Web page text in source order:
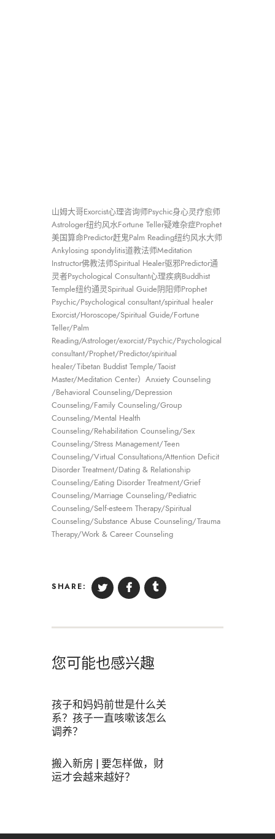
山姆大哥Exorcist心理咨询师Psychic身心灵疗愈师
Astrologer纽约风水Fortune Teller疑难杂症Prophet
美国算命Predictor赶鬼Palm Reading纽约风水大师
Ankylosing spondylitis道教法师Meditation
Instructor佛教法师Spiritual Healer驱邪Predictor通
灵者Psychological Consultant心理疾病Buddhist
Temple纽约通灵Spiritual Guide阴阳师Prophet
Psychic/Psychological consultant/spiritual healer
Exorcist/Horoscope/Spiritual Guide/Fortune
Teller/Palm
Reading/Astrologer/exorcist/Psychic/Psychological
consultant/Prophet/Predictor/spiritual
healer/Tibetan Buddist Temple/Taoist
Master/Meditation Center）Anxiety Counseling
/Behavioral Counseling/Depression
Counseling/Family Counseling/Group
Counseling/Mental Health
Counseling/Rehabilitation Counseling/Sex
Counseling/Stress Management/Teen
Counseling/Virtual Consultations/Attention Deficit
Disorder Treatment/Dating & Relationship
Counseling/Eating Disorder Treatment/Grief
Counseling/Marriage Counseling/Pediatric
Counseling/Self-esteem Therapy/Spiritual
Counseling/Substance Abuse Counseling/Trauma
Therapy/Work & Career Counseling
SHARE:
您可能也感兴趣
孩子和妈妈前世是什么关
系？孩子一直咳嗽该怎么
调养？
搬入新房 | 要怎样做，财
运才会越来越好？